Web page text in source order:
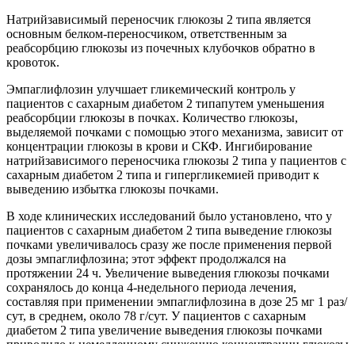
Натрийзависимый переносчик глюкозы 2 типа является
основным белком-переносчиком, ответственным за
реабсорбцию глюкозы из почечных клубочков обратно в
кровоток.
Эмпаглифлозин улучшает гликемический контроль у
пациентов с сахарным диабетом 2 типапутем уменьшения
реабсорбции глюкозы в почках. Количество глюкозы,
выделяемой почками с помощью этого механизма, зависит от
концентрации глюкозы в крови и СКФ. Ингибирование
натрийзависимого переносчика глюкозы 2 типа у пациентов с
сахарным диабетом 2 типа и гипергликемией приводит к
выведению избытка глюкозы почками.
В ходе клинических исследований было установлено, что у
пациентов с сахарным диабетом 2 типа выведение глюкозы
почками увеличивалось сразу же после применения первой
дозы эмпаглифлозина; этот эффект продолжался на
протяжении 24 ч. Увеличение выведения глюкозы почками
сохранялось до конца 4-недельного периода лечения,
составляя при применении эмпаглифлозина в дозе 25 мг 1 раз/
сут, в среднем, около 78 г/сут. У пациентов с сахарным
диабетом 2 типа увеличение выведения глюкозы почками